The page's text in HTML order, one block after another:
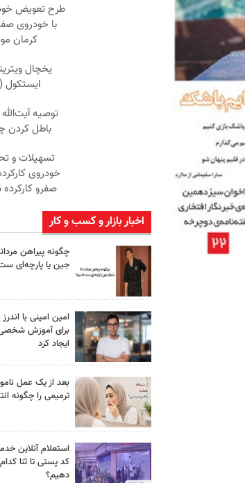
طرح تعویض
با خودروی
کرمان
ایستکول
توصیه
باطل
تسهیلات و
خودروی
صفرو
اخبار بازار و کسب و کار
چگونه پیراهن
جین یا پارچه‌ای
امین امینی با
برای آموزش
ایجاد کرد
بعد از یک عمل
ترمیمی را چگونه
استعلام آنلاین
کد پستی تا ثنا
دهیم؟